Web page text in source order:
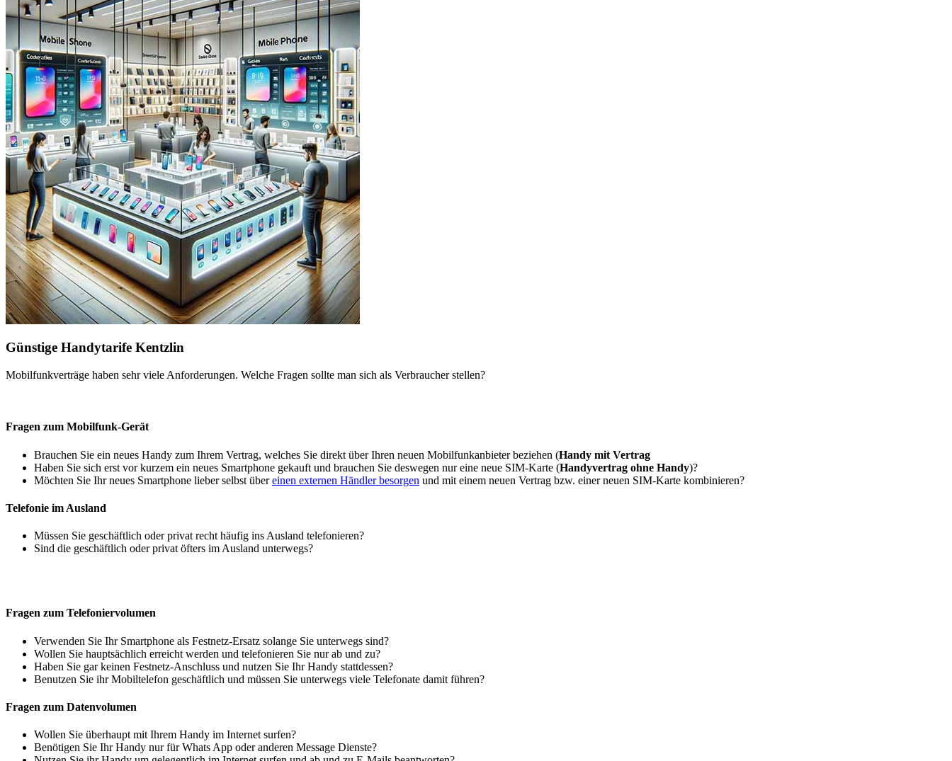
Günstige Handytarife Kentzlin
Mobilfunkverträge haben sehr viele Anforderungen. Welche Fragen sollte man sich als Verbraucher stellen?
Fragen zum Mobilfunk-Gerät
Brauchen Sie ein neues Handy zum Ihrem Vertrag, welches Sie direkt über Ihren neuen Mobilfunkanbieter beziehen (Handy mit Vertrag
Haben Sie sich erst vor kurzem ein neues Smartphone gekauft und brauchen Sie deswegen nur eine neue SIM-Karte (Handyvertrag ohne Handy)?
Möchten Sie Ihr neues Smartphone lieber selbst übereinen externen Händler besorgen und mit einem neuen Vertrag bzw. einer neuen SIM-Karte kombinieren?
Telefonie im Ausland
Müssen Sie geschäftlich oder privat recht häufig ins Ausland telefonieren?
Sind die geschäftlich oder privat öfters im Ausland unterwegs?
Fragen zum Telefoniervolumen
Verwenden Sie Ihr Smartphone als Festnetz-Ersatz solange Sie unterwegs sind?
Wollen Sie hauptsächlich erreicht werden und telefonieren Sie nur ab und zu?
Haben Sie gar keinen Festnetz-Anschluss und nutzen Sie Ihr Handy stattdessen?
Benutzen Sie ihr Mobiltelefon geschäftlich und müssen Sie unterwegs viele Telefonate damit führen?
Fragen zum Datenvolumen
Wollen Sie überhaupt mit Ihrem Handy im Internet surfen?
Benötigen Sie Ihr Handy nur für Whats App oder anderen Message Dienste?